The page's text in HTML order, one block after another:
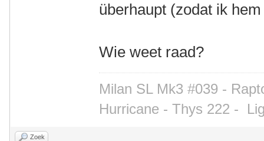
überhaupt (zodat ik
Wie weet raad?
Milan SL Mk3 #039 -
Hurricane - Thys 222 -
Zoek